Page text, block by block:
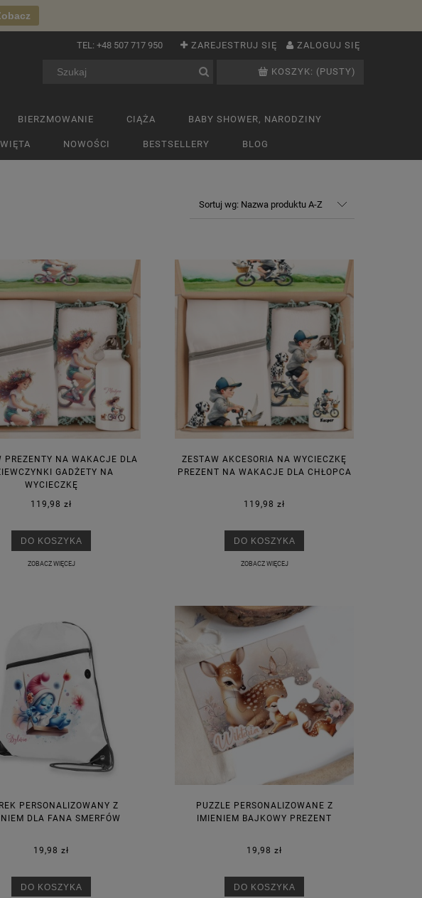
ZAREJESTRUJ SIĘ ZALOGUJ SIĘ
TEL: +48 507 717 950
KOSZYK: (PUSTY)
BIERZMOWANIE CIĄŻA BABY SHOWER, NARODZINY
NOWOŚCI BESTSELLERY BLOG
Sortuj wg: Nazwa produktu A-Z
PREZENTY NA WAKACJE DLA
GADŻETY NA
WYCIECZKĘ
119,98 zł
DO KOSZYKA
ZOBACZ WIĘCEJ
ZESTAW AKCESORIA NA WYCIECZKĘ
PREZENT NA WAKACJE DLA CHŁOPCA
119,98 zł
DO KOSZYKA
ZOBACZ WIĘCEJ
PERSONALIZOWANY Z
DLA FANA SMERFÓW
19,98 zł
DO KOSZYKA
PUZZLE PERSONALIZOWANE Z
IMIENIEM BAJKOWY PREZENT
19,98 zł
DO KOSZYKA